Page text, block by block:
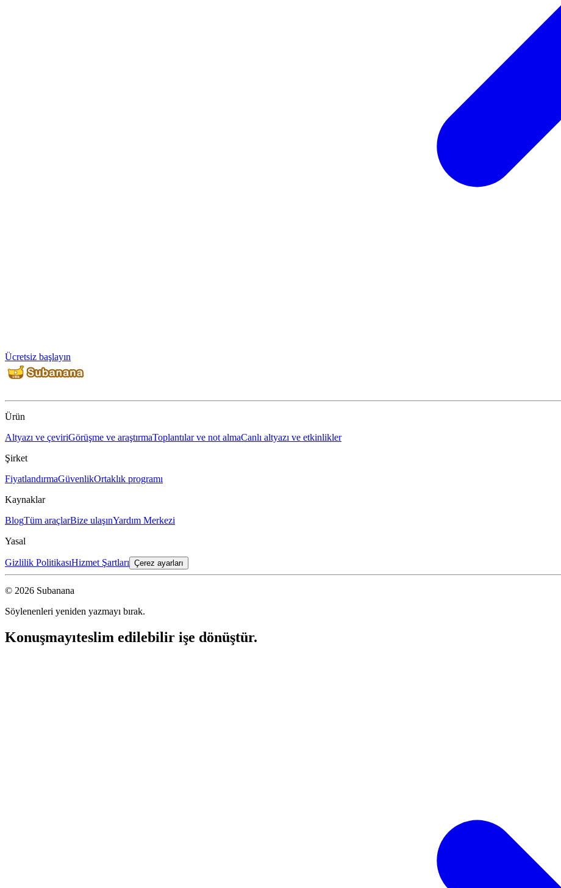
Ücretsiz başlayın
Ürün
Altyazı ve çeviriGörüşme ve araştırmaToplantılar ve not almaCanlı altyazı ve etkinlikler
Şirket
FiyatlandırmaGüvenlikOrtaklık programı
Kaynaklar
BlogTüm araçlarBize ulaşınYardım Merkezi
Yasal
Gizlilik PolitikasıHizmet Şartları Çerez ayarları
© 2026 Subanana
Söylenenleri yeniden yazmayı bırak.
Konuşmayıteslim edilebilir işe dönüştür.